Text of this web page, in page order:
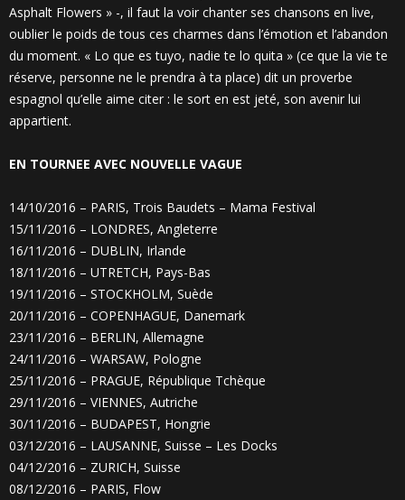
Asphalt Flowers » -, il faut la voir chanter ses chansons en live,
oublier le poids de tous ces charmes dans l’émotion et l’abandon
du moment. « Lo que es tuyo, nadie te lo quita » (ce que la vie te
réserve, personne ne le prendra à ta place) dit un proverbe
espagnol qu’elle aime citer : le sort en est jeté, son avenir lui
appartient.
EN TOURNEE AVEC NOUVELLE VAGUE
14/10/2016 – PARIS, Trois Baudets – Mama Festival
15/11/2016 – LONDRES, Angleterre
16/11/2016 – DUBLIN, Irlande
18/11/2016 – UTRETCH, Pays-Bas
19/11/2016 – STOCKHOLM, Suède
20/11/2016 – COPENHAGUE, Danemark
23/11/2016 – BERLIN, Allemagne
24/11/2016 – WARSAW, Pologne
25/11/2016 – PRAGUE, République Tchèque
29/11/2016 – VIENNES, Autriche
30/11/2016 – BUDAPEST, Hongrie
03/12/2016 – LAUSANNE, Suisse – Les Docks
04/12/2016 – ZURICH, Suisse
08/12/2016 – PARIS, Flow